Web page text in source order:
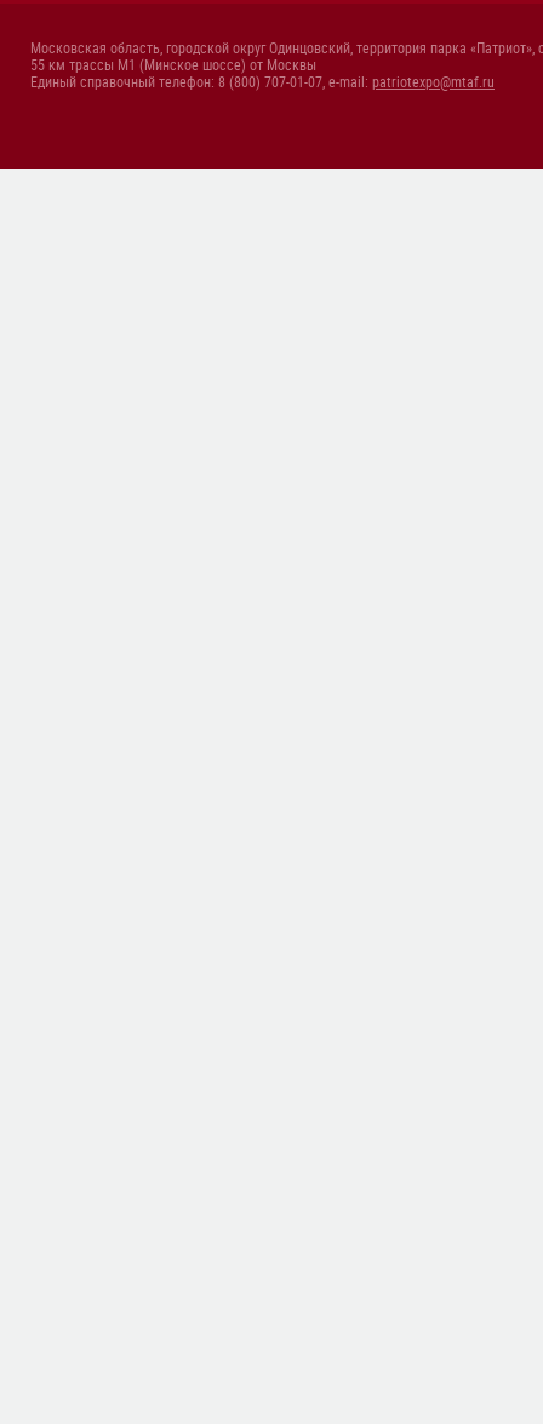
Московская область, городской округ Одинцовский, территория парка «Патриот»,
55 км трассы М1 (Минское шоссе) от Москвы
Единый справочный телефон: 8 (800) 707-01-07, e-mail: patriotexpo@mtaf.ru